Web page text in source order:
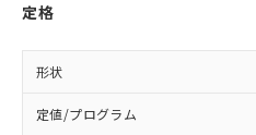
定格
形状
定値/プログラム